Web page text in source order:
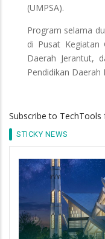
(UMPSA).
Program selama
di Pusat Kegiatan
Daerah Jerantut,
Pendidikan Daerah
Subscribe to TechTools
STICKY NEWS